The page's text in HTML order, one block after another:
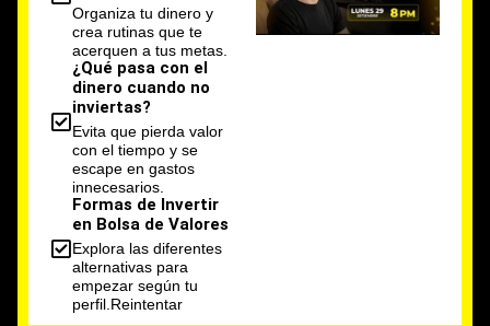
Organiza tu dinero y
crea rutinas que te
acerquen a tus metas.
¿Qué pasa con el
dinero cuando no
inviertas?
Evita que pierda valor
con el tiempo y se
escape en gastos
innecesarios.
Formas de Invertir
en Bolsa de Valores
Explora las diferentes
alternativas para
empezar según tu
perfil.Reintentar